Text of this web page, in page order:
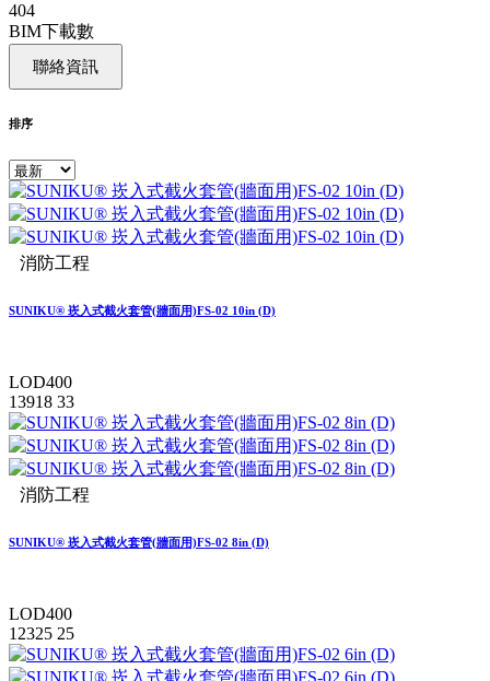
404
BIM下載數
聯絡資訊
排序
消防工程
SUNIKU® 崁入式截火套管(牆面用)FS-02 10in (D)
LOD400
13918 33
消防工程
SUNIKU® 崁入式截火套管(牆面用)FS-02 8in (D)
LOD400
12325 25